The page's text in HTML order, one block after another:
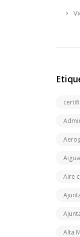
Aigua
Aire
Alta